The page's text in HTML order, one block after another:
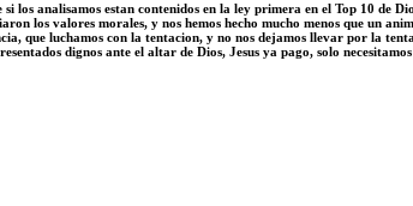
analisamos estan contenidos en la ley primera en el Top 10 de
los valores morales, y nos hemos hecho mucho menos que un
que luchamos con la tentacion, y no nos dejamos llevar por la
dignos ante el altar de Dios, Jesus ya pago, solo